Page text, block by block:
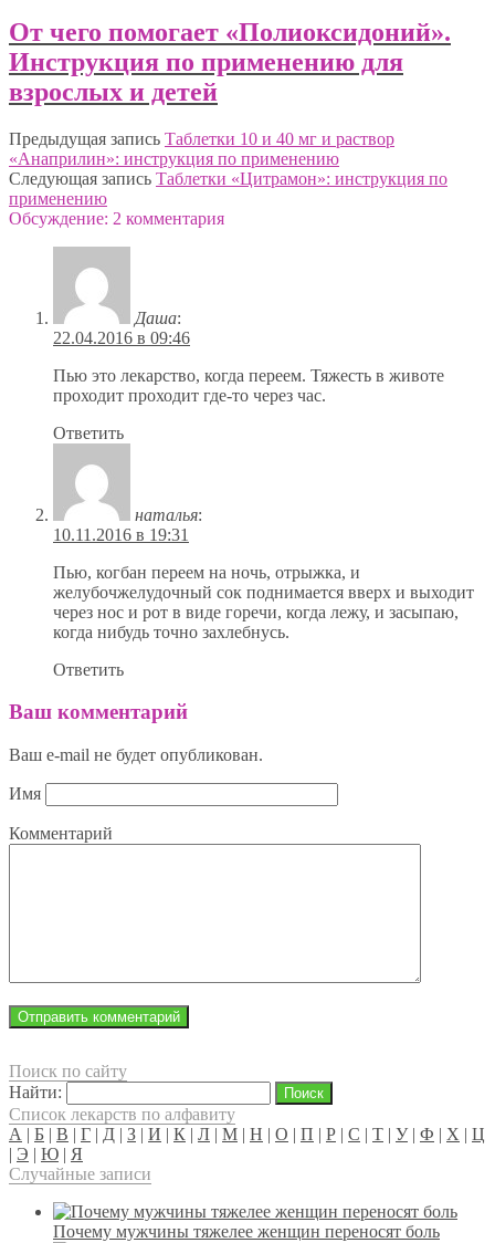
От чего помогает «Полиоксидоний».
Инструкция по применению для
взрослых и детей
Предыдущая запись Таблетки 10 и 40 мг и раствор
«Анаприлин»: инструкция по применению
Следующая запись Таблетки «Цитрамон»: инструкция по
применению
Обсуждение: 2 комментария
Даша:
22.04.2016 в 09:46
Пью это лекарство, когда переем. Тяжесть в животе
проходит проходит где-то через час.
Ответить
наталья:
10.11.2016 в 19:31
Пью, когбан переем на ночь, отрыжка, и
желубочжелудочный сок поднимается вверх и выходит
через нос и рот в виде горечи, когда лежу, и засыпаю,
когда нибудь точно захлебнусь.
Ответить
Ваш комментарий
Ваш e-mail не будет опубликован.
Имя
Комментарий
Поиск по сайту
Найти:
Список лекарств по алфавиту
А | Б | В | Г | Д | З | И | К | Л | М | Н | О | П | Р | С | Т | У| Ф | Х | Ц
| Э | Ю | Я
Случайные записи
Почему мужчины тяжелее женщин переносят боль